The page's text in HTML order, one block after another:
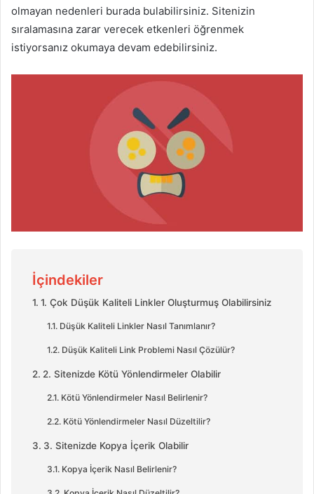
olmayan nedenleri burada bulabilirsiniz. Sitenizin
sıralamasına zarar verecek etkenleri öğrenmek
istiyorsanız okumaya devam edebilirsiniz.
İçindekiler
1. Çok Düşük Kaliteli Linkler Oluşturmuş Olabilirsiniz
Düşük Kaliteli Linkler Nasıl Tanımlanır?
Düşük Kaliteli Link Problemi Nasıl Çözülür?
2. Sitenizde Kötü Yönlendirmeler Olabilir
Kötü Yönlendirmeler Nasıl Belirlenir?
Kötü Yönlendirmeler Nasıl Düzeltilir?
3. Sitenizde Kopya İçerik Olabilir
Kopya İçerik Nasıl Belirlenir?